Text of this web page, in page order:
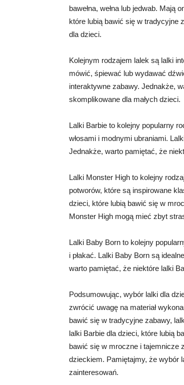
bawełna, wełna lub jedwab. Mają
które lubią bawić się w tradycyjne
dla dzieci.
Kolejnym rodzajem lalek są lalki
mówić, śpiewać lub wydawać
interaktywne zabawy. Jednakże,
skomplikowane dla małych dzieci.
Lalki Barbie to kolejny popularny
włosami i modnymi ubraniami.
Jednakże, warto pamiętać, że
Lalki Monster High to kolejny
potworów, które są inspirowane
dzieci, które lubią bawić się w
Monster High mogą mieć zbyt
Lalki Baby Born to kolejny
i płakać. Lalki Baby Born są
warto pamiętać, że niektóre lalki
Podsumowując, wybór lalki dla
zwrócić uwagę na materiał
bawić się w tradycyjne zabawy,
lalki Barbie dla dzieci, które lubią
bawić się w mroczne i tajemnicze
dzieckiem. Pamiętajmy, że wybór
zainteresowań.